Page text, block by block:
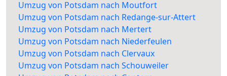
Umzug von Potsdam nach Moutfort
Umzug von Potsdam nach Redange-sur-Attert
Umzug von Potsdam nach Mertert
Umzug von Potsdam nach Niederfeulen
Umzug von Potsdam nach Clervaux
Umzug von Potsdam nach Schouweiler